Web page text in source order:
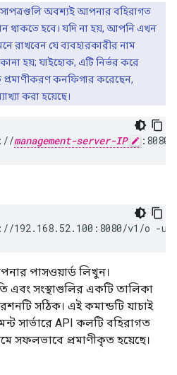
অবশ্যই আপনার বহিরাগত
থাকতে হবে। যদি না হয়, আপনি এখন
রাখবেন যে ব্যবহারকারীর নাম
হয়; যাইহোক, এটি নির্ভর করে
কনফিগার করেছেন,
করা হয়েছে।
management-server-IP
v1/o -u
পাসওয়ার্ড লিখুন।
এবং সংস্থাগুলির একটি তালিকা
সঠিক। এই কমান্ডটি যাচাই
সার্ভারে API কলটি বহিরাগত
সফলভাবে প্রমাণীকৃত হয়েছে।